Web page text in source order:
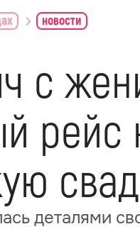
новости
с
деталями